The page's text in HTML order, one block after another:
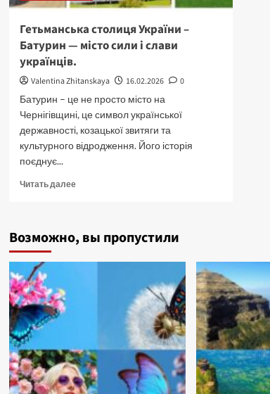
Гетьманська столиця України –
Батурин — місто сили і слави
українців.
Valentina Zhitanskaya 16.02.2026
0
Батурин – це не просто місто на
Чернігівщині, це символ української
державності, козацької звитяги та
культурного відродження. Його історія
поєднує...
Читать далееПрочитать
столиця
–
українців.
Возможно, вы пропустили